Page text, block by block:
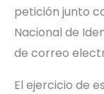
petición junto
Nacional de
de correo
El ejercicio de